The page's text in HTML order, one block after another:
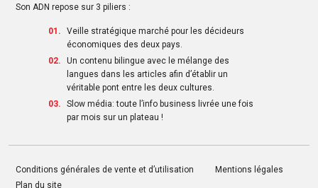
Son ADN repose sur 3 piliers :
Veille stratégique marché pour les décideurs
économiques des deux pays.
Un contenu bilingue avec le mélange des
langues dans les articles afin d’établir un
véritable pont entre les deux cultures.
Slow média: toute l’info business livrée une fois
par mois sur un plateau !
Conditions générales de vente et d’utilisation
Mentions légales
Plan du site